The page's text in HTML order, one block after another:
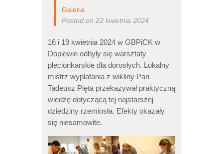
Galeria
Posted on 22 kwietnia 2024
16 i 19 kwietnia 2024 w GBPiCK w
Dopiewie odbyły się warsztaty
plecionkarskie dla dorosłych. Lokalny
mistrz wyplatania z wikliny Pan
Tadeusz Pięta przekazywał praktyczną
wiedzę dotyczącą tej najstarszej
dziedziny rzemiosła. Efekty okazały
się niesamowite.